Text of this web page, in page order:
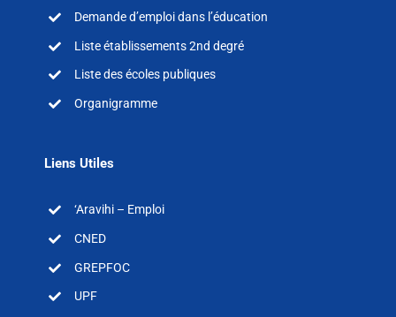
Demande d’emploi dans l’éducation
Liste établissements 2nd degré
Liste des écoles publiques
Organigramme
Liens Utiles
‘Aravihi – Emploi
CNED
GREPFOC
UPF